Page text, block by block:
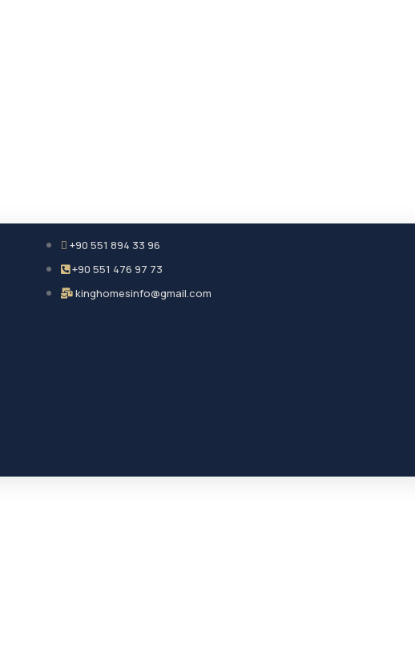
+90 551 894 33 96
+90 551 476 97 73
kinghomesinfo@gmail.com